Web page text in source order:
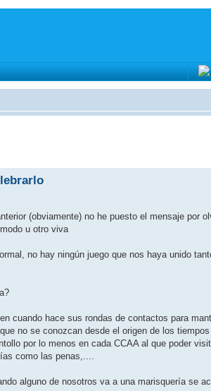
(obviamente) no he puesto el mensaje
u otro viva
no hay ningún juego que nos haya unido
cuando hace sus rondas de contactos para
no se conozcan desde el origen de los
por lo menos en cada CCAA al que poder
como las penas,....
alguno de nosotros va a una marisquería se